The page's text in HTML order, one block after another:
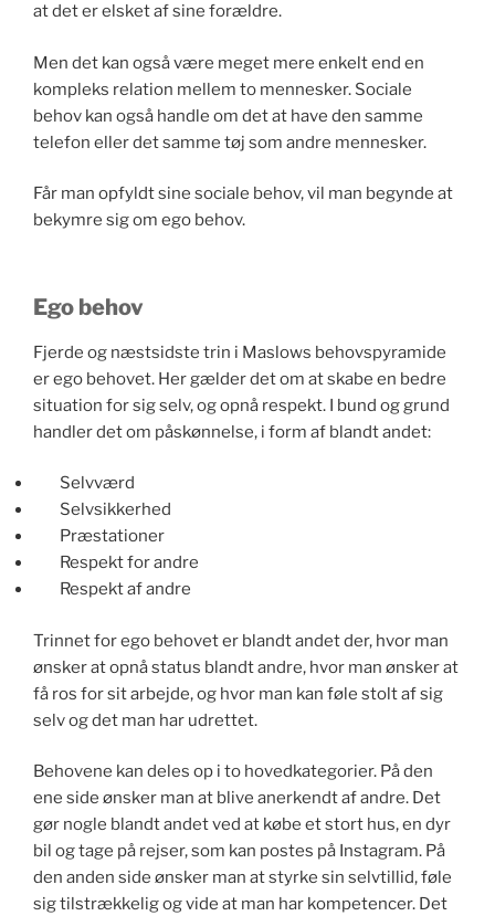
at det er elsket af sine forældre.
Men det kan også være meget mere enkelt end en
kompleks relation mellem to mennesker. Sociale
behov kan også handle om det at have den samme
telefon eller det samme tøj som andre mennesker.
Får man opfyldt sine sociale behov, vil man begynde at
bekymre sig om ego behov.
Ego behov
Fjerde og næstsidste trin i Maslows behovspyramide
er ego behovet. Her gælder det om at skabe en bedre
situation for sig selv, og opnå respekt. I bund og grund
handler det om påskønnelse, i form af blandt andet:
Selvværd
Selvsikkerhed
Præstationer
Respekt for andre
Respekt af andre
Trinnet for ego behovet er blandt andet der, hvor man
ønsker at opnå status blandt andre, hvor man ønsker at
få ros for sit arbejde, og hvor man kan føle stolt af sig
selv og det man har udrettet.
Behovene kan deles op i to hovedkategorier. På den
ene side ønsker man at blive anerkendt af andre. Det
gør nogle blandt andet ved at købe et stort hus, en dyr
bil og tage på rejser, som kan postes på Instagram. På
den anden side ønsker man at styrke sin selvtillid, føle
sig tilstrækkelig og vide at man har kompetencer. Det